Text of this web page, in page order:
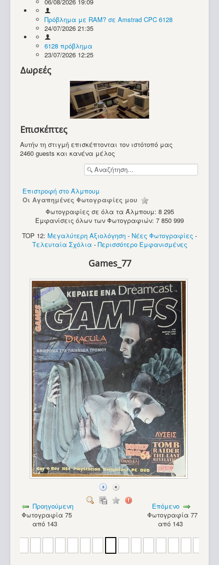
Υπολογιστές
06/08/2026 19:09
Πρόβλημα με RAM? σε Amstrad CPC 6128
24/07/2026 21:35
6128 πρόβλημα
23/07/2026 12:25
Δωρεές
Επισκέπτες
Αυτήν τη στιγμή επισκέπτονται τον ιστότοπό μας
2460 guests και κανένα μέλος
Επιστροφή στο Άλμπουμ
Οι Αγαπημένες Φωτογραφίες μου
Φωτογραφίες σε όλα τα Άλμπουμ: 8 295
Εμφανίσεις όλων των Φωτογραφιών: 7 850 999
TOP 12: Μεγαλύτερη Αξιολόγηση - Νέες Φωτογραφίες -
Τελευταία Σχόλια - Περισσότερο Εμφανισμένες
Games_77
Προηγούμενη
Φωτογραφία 75
από 143
Επόμενο
Φωτογραφία 77
από 143